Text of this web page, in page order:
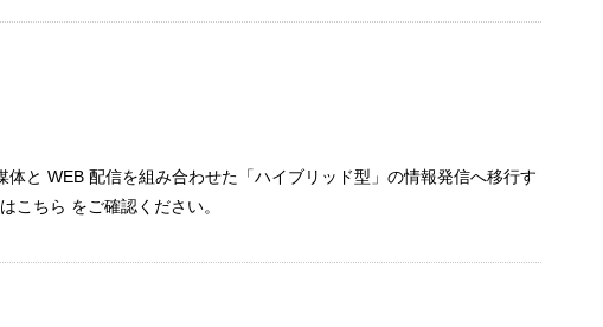
と WEB 配信を組み合わせた「ハイブリッド型」の情報発信へ移行す
こちら をご確認ください。